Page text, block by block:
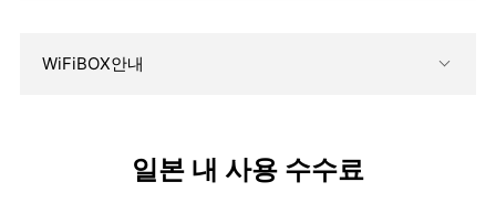
WiFiBOX안내
일본 내 사용 수수료